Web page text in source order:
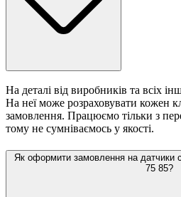
На деталі від виробників та всіх
На неї може розраховувати кожен
замовлення. Працюємо тільки з
тому не сумніваємось у якості.
Як оформити замовлення на
75 85?